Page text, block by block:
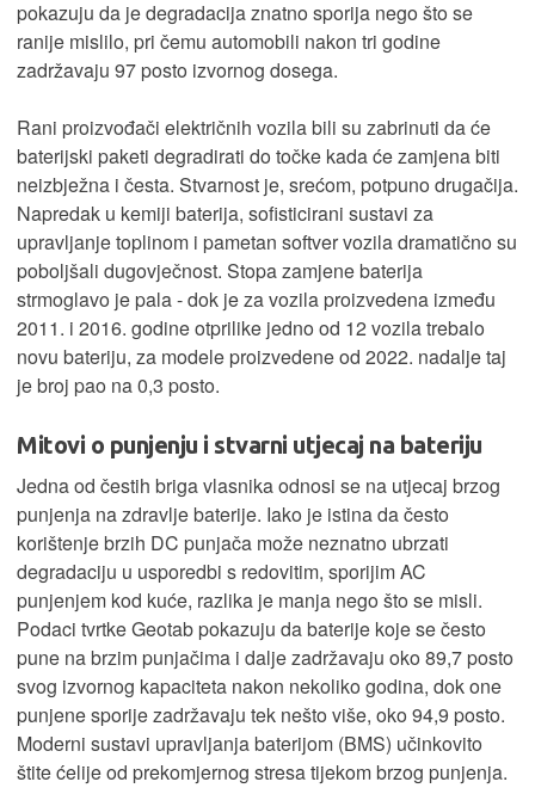
pokazuju da je degradacija znatno sporija nego što se
ranije mislilo, pri čemu automobili nakon tri godine
zadržavaju 97 posto izvornog dosega.
Rani proizvođači električnih vozila bili su zabrinuti da će
baterijski paketi degradirati do točke kada će zamjena biti
neizbježna i česta. Stvarnost je, srećom, potpuno drugačija.
Napredak u kemiji baterija, sofisticirani sustavi za
upravljanje toplinom i pametan softver vozila dramatično su
poboljšali dugovječnost. Stopa zamjene baterija
strmoglavo je pala - dok je za vozila proizvedena između
2011. i 2016. godine otprilike jedno od 12 vozila trebalo
novu bateriju, za modele proizvedene od 2022. nadalje taj
je broj pao na 0,3 posto.
Mitovi o punjenju i stvarni utjecaj na bateriju
Jedna od čestih briga vlasnika odnosi se na utjecaj brzog
punjenja na zdravlje baterije. Iako je istina da često
korištenje brzih DC punjača može neznatno ubrzati
degradaciju u usporedbi s redovitim, sporijim AC
punjenjem kod kuće, razlika je manja nego što se misli.
Podaci tvrtke Geotab pokazuju da baterije koje se često
pune na brzim punjačima i dalje zadržavaju oko 89,7 posto
svog izvornog kapaciteta nakon nekoliko godina, dok one
punjene sporije zadržavaju tek nešto više, oko 94,9 posto.
Moderni sustavi upravljanja baterijom (BMS) učinkovito
štite ćelije od prekomjernog stresa tijekom brzog punjenja.